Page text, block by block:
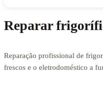
Reparar
Reparação profissional de
frescos e o eletrodoméstico a